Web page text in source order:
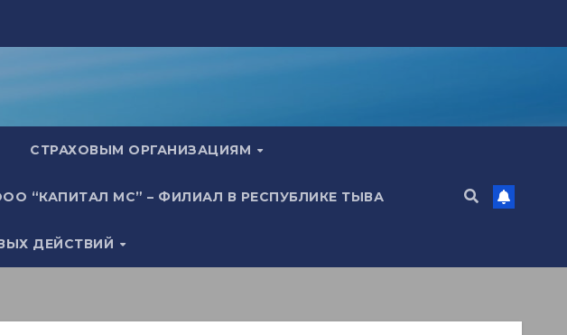
СТРАХОВЫМ ОРГАНИЗАЦИЯМ
“КАПИТАЛ МС” – ФИЛИАЛ В РЕСПУБЛИКЕ ТЫВА
ДЕЙСТВИЙ